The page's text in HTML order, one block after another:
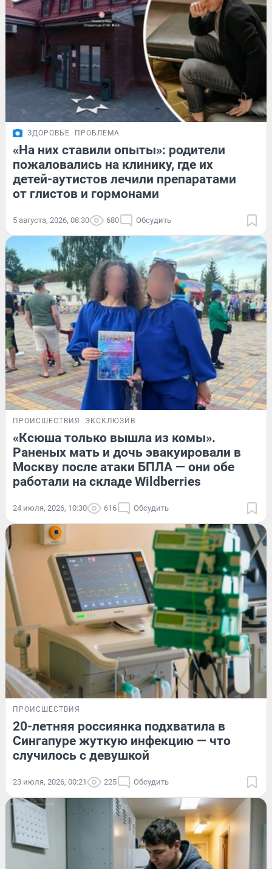
ЗДОРОВЬЕ ПРОБЛЕМА
«На них ставили опыты»: родители
пожаловались на клинику, где их
детей-аутистов лечили препаратами
от глистов и гормонами
5 августа, 2026, 08:30 680 Обсудить
ПРОИСШЕСТВИЯ ЭКСКЛЮЗИВ
«Ксюша только вышла из комы».
Раненых мать и дочь эвакуировали в
Москву после атаки БПЛА — они обе
работали на складе Wildberries
24 июля, 2026, 10:30 616 Обсудить
ПРОИСШЕСТВИЯ
20-летняя россиянка подхватила в
Сингапуре жуткую инфекцию — что
случилось с девушкой
23 июля, 2026, 00:21 225 Обсудить